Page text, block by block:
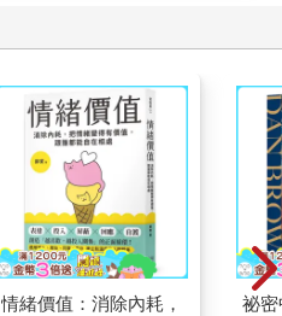
情緒價值：消除內耗，
祕